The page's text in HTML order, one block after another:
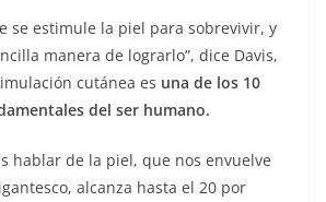
se estimule la piel para sobrevivir, y
manera de lograrlo”, dice Davis,
cutánea es una de los 10
del ser humano.
hablar de la piel, que nos envuelve
alcanza hasta el 20 por